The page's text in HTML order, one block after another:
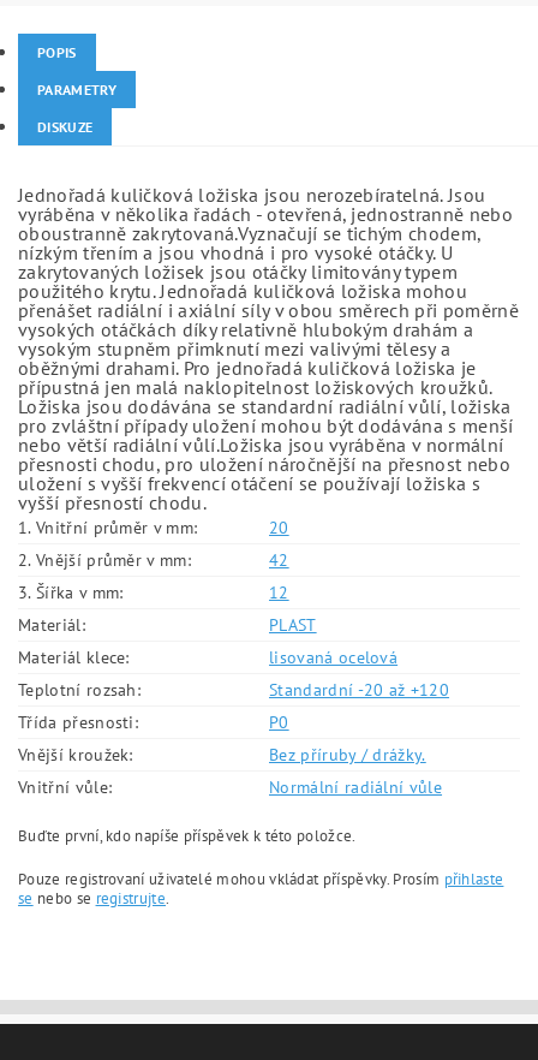
POPIS
PARAMETRY
DISKUZE
Jednořadá kuličková ložiska jsou nerozebíratelná. Jsou
vyráběna v několika řadách - otevřená, jednostranně nebo
oboustranně zakrytovaná.Vyznačují se tichým chodem,
nízkým třením a jsou vhodná i pro vysoké otáčky. U
zakrytovaných ložisek jsou otáčky limitovány typem
použitého krytu. Jednořadá kuličková ložiska mohou
přenášet radiální i axiální síly v obou směrech při poměrně
vysokých otáčkách díky relativně hlubokým drahám a
vysokým stupněm přimknutí mezi valivými tělesy a
oběžnými drahami. Pro jednořadá kuličková ložiska je
přípustná jen malá naklopitelnost ložiskových kroužků.
Ložiska jsou dodávána se standardní radiální vůlí, ložiska
pro zvláštní případy uložení mohou být dodávána s menší
nebo větší radiální vůlí.Ložiska jsou vyráběna v normální
přesnosti chodu, pro uložení náročnější na přesnost nebo
uložení s vyšší frekvencí otáčení se používají ložiska s
vyšší přesností chodu.
1. Vnitřní průměr v mm:
20
2. Vnější průměr v mm:
42
3. Šířka v mm:
12
Materiál:
PLAST
Materiál klece:
lisovaná ocelová
Teplotní rozsah:
Standardní -20 až +120
Třída přesnosti:
P0
Vnější kroužek:
Bez příruby / drážky.
Vnitřní vůle:
Normální radiální vůle
Buďte první, kdo napíše příspěvek k této položce.
Pouze registrovaní uživatelé mohou vkládat příspěvky. Prosím přihlaste
se nebo se registrujte.